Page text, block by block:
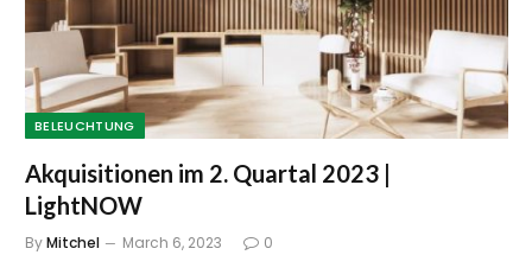
BELEUCHTUNG
Akquisitionen im 2. Quartal 2023 |
LightNOW
ByMitchel March 6, 2023 0